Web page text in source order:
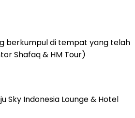
berkumpul di tempat yang telah
Shafaq & HM Tour)
Sky Indonesia Lounge & Hotel